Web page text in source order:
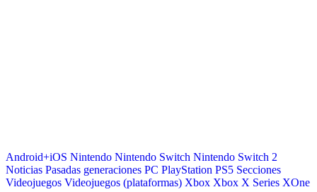
Android+iOS Nintendo Nintendo Switch Nintendo Switch 2
Noticias Pasadas generaciones PC PlayStation PS5 Secciones
Videojuegos Videojuegos (plataformas) Xbox Xbox X Series XOne